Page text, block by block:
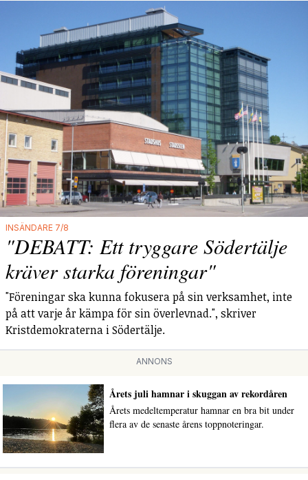
INSÄNDARE 7/8
"DEBATT: Ett tryggare Södertälje
kräver starka föreningar"
"Föreningar ska kunna fokusera på sin verksamhet, inte
på att varje år kämpa för sin överlevnad.", skriver
Kristdemokraterna i Södertälje.
ANNONS
Årets juli hamnar i skuggan av rekordåren
Årets medeltemperatur hamnar en bra bit under
flera av de senaste årens toppnoteringar.